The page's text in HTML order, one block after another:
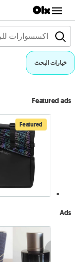
خيارات البحث
Featured ads
Featured
Ads